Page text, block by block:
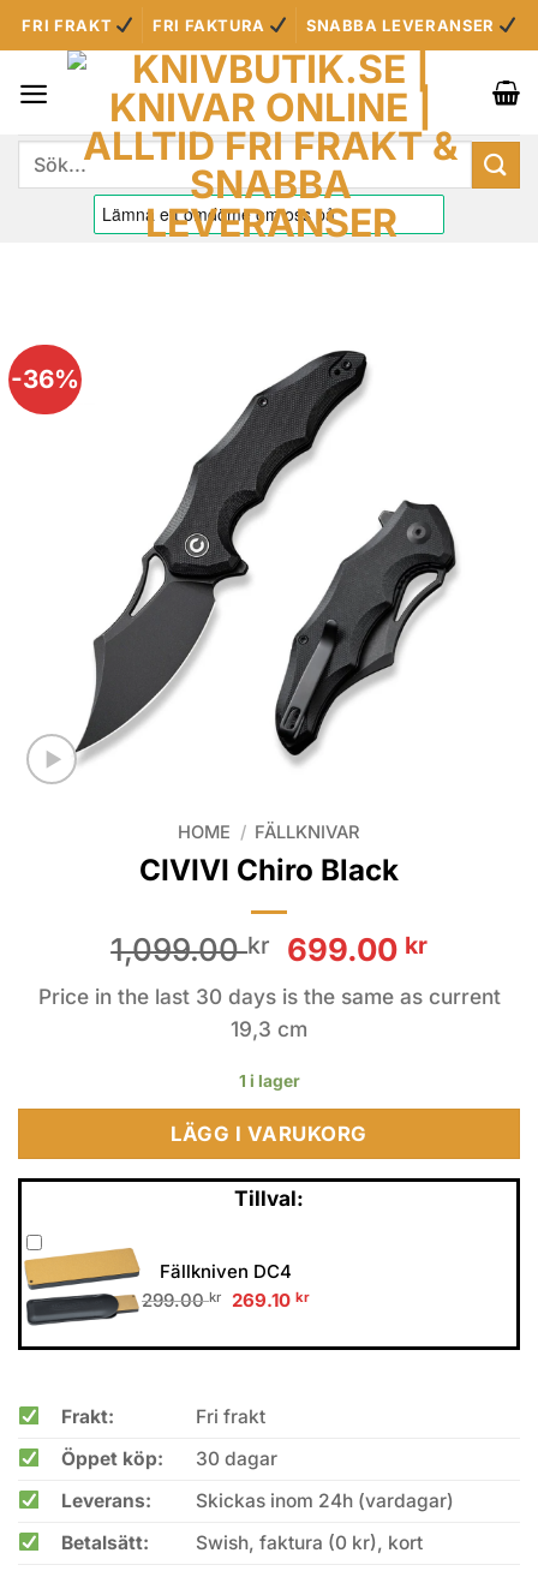
Skip
to
content
FRI FRAKT FRI FAKTURA SNABBA LEVERANSER
Sök
-36%
HOME / FÄLLKNIVAR
CIVIVI Chiro Black
1,099.00kr
Original
was:
1,099.00 kr.
699.00 kr
is:
Price in the last 30 days is the same as current
19,3 cm
1 i lager
LÄGG I VARUKORG
Tillval:
Fällkniven DC4
299.00kr
Original
was:
269.10 krCurrent
is:
Frakt:
Fri frakt
Öppet köp:
30 dagar
Leverans:
Skickas inom 24h (vardagar)
Betalsätt:
Swish, faktura (0 kr), kort